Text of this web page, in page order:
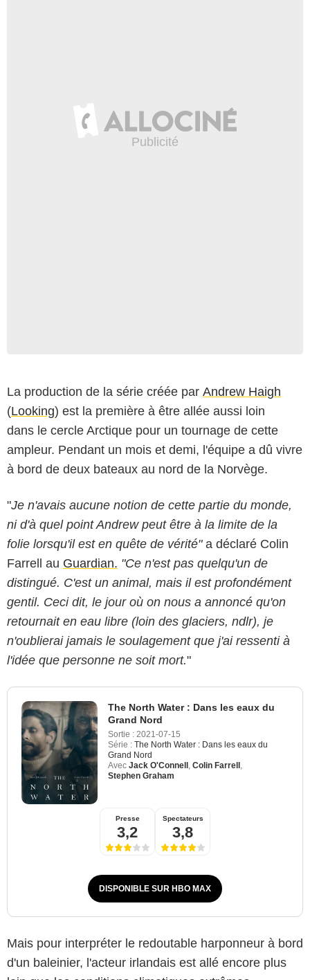
La production de la série créée par Andrew Haigh
(Looking) est la première à être allée aussi loin
dans le cercle Arctique pour un tournage de cette
ampleur. Pendant un mois et demi, l'équipe a dû vivre
à bord de deux bateaux au nord de la Norvège.
"Je n'avais aucune notion de cette partie du monde,
ni d'à quel point Andrew peut être à la limite de la
folie lorsqu'il est en quête de vérité" a déclaré Colin
Farrell au Guardian. "Ce n'est pas quelqu'un de
distingué. C'est un animal, mais il est profondément
gentil. Ceci dit, le jour où on nous a annoncé qu'on
retournait en eau libre (loin des glaciers, ndlr), je
n'oublierai jamais le soulagement que j'ai ressenti à
l'idée que personne ne soit mort."
The North Water : Dans les eaux du
Grand Nord
Sortie : 2021-07-15
Série : The North Water : Dans les eaux du
Grand Nord
Avec Jack O'Connell Colin Farrell
Stephen Graham
Presse
3,2
Spectateurs
3,8
DISPONIBLE SUR HBO MAX
Mais pour interpréter le redoutable harponneur à bord
d'un baleinier, l'acteur irlandais est allé encore plus